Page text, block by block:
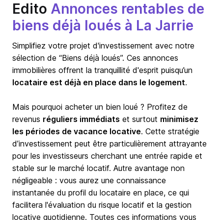
Edito Annonces rentables de
biens déjà loués à La Jarrie
Simplifiez votre projet d'investissement avec notre
sélection de “Biens déjà loués”. Ces annonces
immobilières offrent la tranquillité d'esprit puisqu’un
locataire est déjà en place dans le logement.
Mais pourquoi acheter un bien loué ? Profitez de
revenus réguliers immédiats et surtout minimisez
les périodes de vacance locative. Cette stratégie
d’investissement peut être particulièrement attrayante
pour les investisseurs cherchant une entrée rapide et
stable sur le marché locatif. Autre avantage non
négligeable : vous aurez une connaissance
instantanée du profil du locataire en place, ce qui
facilitera l'évaluation du risque locatif et la gestion
locative quotidienne. Toutes ces informations vous